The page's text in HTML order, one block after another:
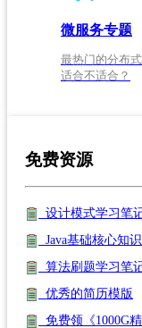
微服务专题
最热门的分布
适合不适合？
免费资源
设计模式学习笔
Java基础核心知
算法刷题学习笔
优秀的简历模版
免费领《1000G精